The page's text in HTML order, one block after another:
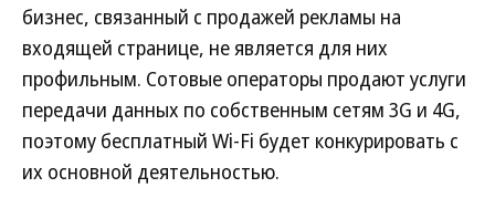
бизнес, связанный с продажей рекламы на
входящей странице, не является для них
профильным. Сотовые операторы продают услуги
передачи данных по собственным сетям 3G и 4G,
поэтому бесплатный Wi-Fi будет конкурировать с
их основной деятельностью.